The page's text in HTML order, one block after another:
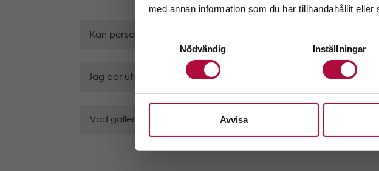
med annan information som du har tillhandahållit
Nödvändig
Inställningar
Avvisa
Kan personer från andra länder ge blod i Sverige?
Jag bor utomlands, kan jag fortsätta att ge blod i Sverige?
Vad gäller efter besök i ett annat land?